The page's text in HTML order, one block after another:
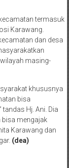
termasuk
Karawang.
dan desa
masing-
khususnya
bisa
Hj. Ani. Dia
bisa mengajak
Karawang dan
(dea)